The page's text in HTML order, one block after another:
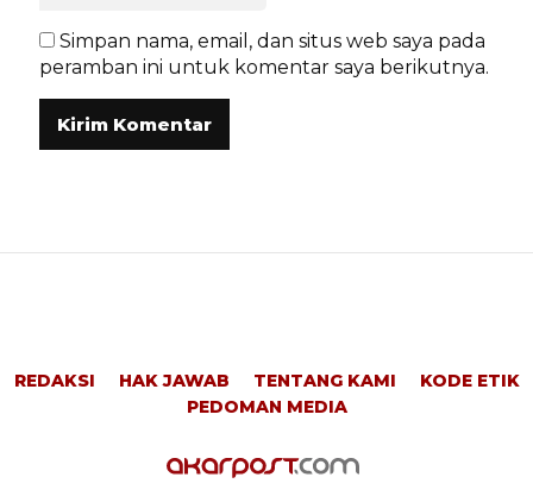
Simpan nama, email, dan situs web saya pada
peramban ini untuk komentar saya berikutnya.
REDAKSI HAK JAWAB TENTANG KAMI
KODE ETIK
PEDOMAN MEDIA